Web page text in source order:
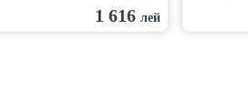
1 616 лей